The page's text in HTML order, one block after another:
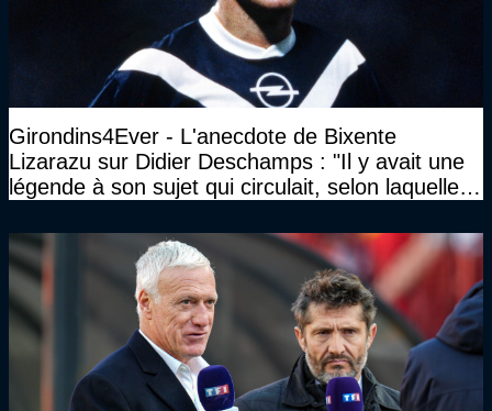
Girondins4Ever - L'anecdote de Bixente
Lizarazu sur Didier Deschamps : "Il y avait une
légende à son sujet qui circulait, selon laquelle il